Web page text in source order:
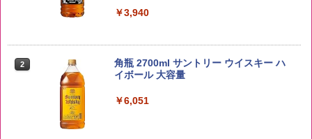
5kg 長野県産 令和7年産
￥3,940
2
角瓶 2700ml サントリー ウイスキー ハ
イボール 大容量
￥6,051